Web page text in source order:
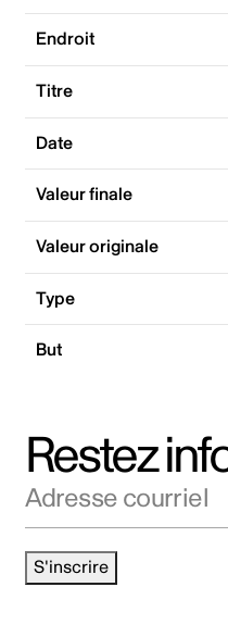
Endroit
Titre
Date
Valeur finale
Valeur originale
Type
But
Restez
S'inscrire